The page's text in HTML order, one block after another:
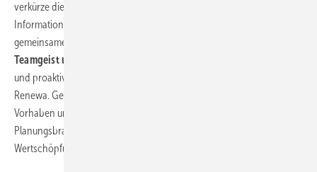
verkürze die Entscheidungswege und verbessere den
Informationsfluss. „Die Mitarbeiter lernen sich kennen, auch beim
gemeinsamen Mittagessen – hierdurch
Teamgeist und man redet miteinander,
und proaktiv“, beobachtet Sanierungsmanager Lion Horlacher von
Renewa. Gemeinsam mit Ronald Meyer betreute er das Hamburger
Vorhaben und nimmt bereits Input für die Zukunft mit – auch in der
Planungsbranche ergäben sich durch den Sprint Möglichkeiten, die
Wertschöpfungstiefe und Geschwindigkeit zu erhöhen.